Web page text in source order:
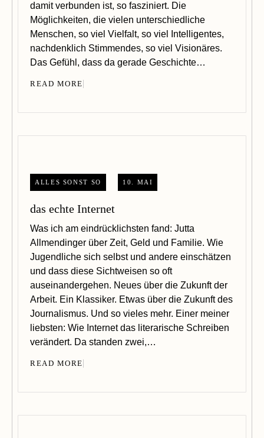
damit verbunden ist, so fasziniert. Die
Möglichkeiten, die vielen unterschiedliche
Menschen, so viel Vielfalt, so viel Intelligentes,
nachdenklich Stimmendes, so viel Visionäres.
Das Gefühl, dass da gerade Geschichte…
READ MORE
10. MAI
ALLES SONST SO
das echte Internet
Was ich am eindrücklichsten fand: Jutta
Allmendinger über Zeit, Geld und Familie. Wie
Jugendliche sich selbst und andere einschätzen
und dass diese Sichtweisen so oft
auseinandergehen. Neues über die Zukunft der
Arbeit. Ein Klassiker. Etwas über die Zukunft des
Journalismus. Und so vieles mehr. Einer meiner
liebsten: Wie Internet das literarische Schreiben
verändert. Da standen zwei,…
READ MORE